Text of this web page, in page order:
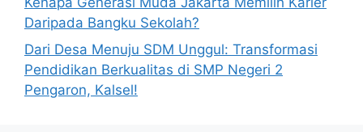
Daripada Bangku Sekolah?
Dari Desa Menuju SDM Unggul: Transformasi
Pendidikan Berkualitas di SMP Negeri 2
Pengaron, Kalsel!